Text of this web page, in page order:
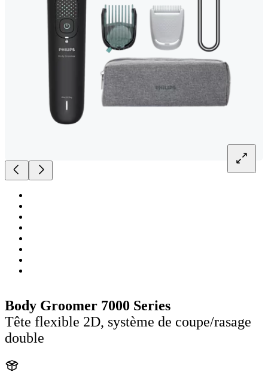
Body Groomer 7000 Series
Tête flexible 2D, système de coupe/rasage
double